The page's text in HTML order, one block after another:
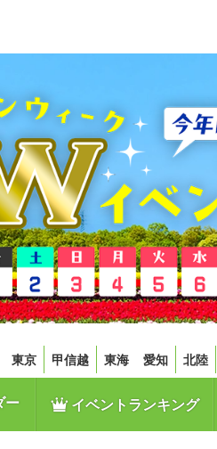
東京 甲信越 東海 愛知 北陸
ー イベントランキング